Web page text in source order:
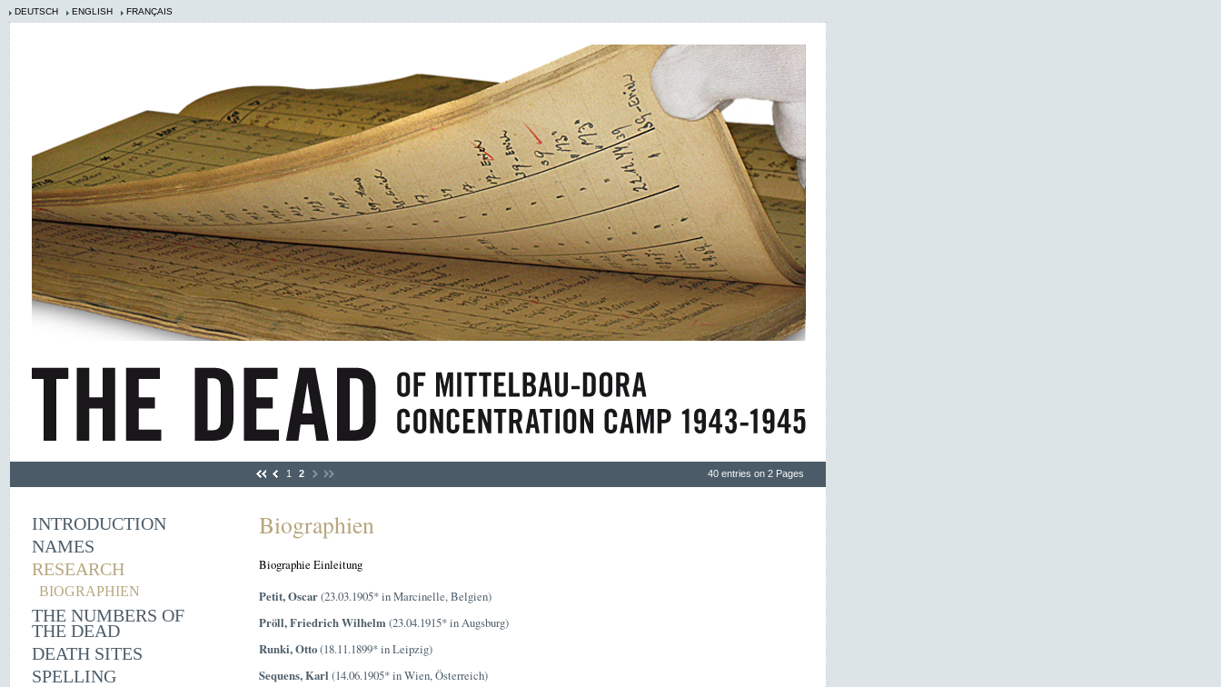
DEUTSCH ENGLISH FRANÇAIS
1 2 40 entries on 2 Pages
INTRODUCTION
NAMES
RESEARCH
BIOGRAPHIEN
THE NUMBERS OF
THE DEAD
DEATH SITES
SPELLING
Biographien
Biographie Einleitung
Petit, Oscar(23.03.1905* in Marcinelle, Belgien)
Pröll, Friedrich Wilhelm(23.04.1915* in Augsburg)
Runki, Otto(18.11.1899* in Leipzig)
Sequens, Karl (14.06.1905* in Wien, Österreich)